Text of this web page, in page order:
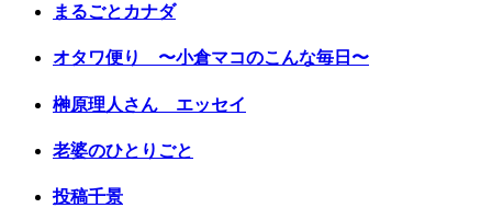
まるごとカナダ
オタワ便り 〜小倉マコのこんな毎日〜
榊原理人さん エッセイ
老婆のひとりごと
投稿千景